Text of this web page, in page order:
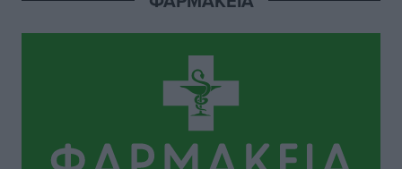
Αθλητικά• πριν 11 ώρες
Ηρακλής Μαριτσών: “Πρώτη” με δύο ακόμα
παρόντες, πάει κανονικά στον Σωτήρα